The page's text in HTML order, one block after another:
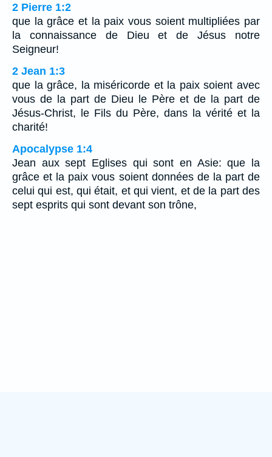
2 Pierre 1:2
que la grâce et la paix vous soient multipliées par
la connaissance de Dieu et de Jésus notre
Seigneur!
2 Jean 1:3
que la grâce, la miséricorde et la paix soient avec
vous de la part de Dieu le Père et de la part de
Jésus-Christ, le Fils du Père, dans la vérité et la
charité!
Apocalypse 1:4
Jean aux sept Eglises qui sont en Asie: que la
grâce et la paix vous soient données de la part de
celui qui est, qui était, et qui vient, et de la part des
sept esprits qui sont devant son trône,